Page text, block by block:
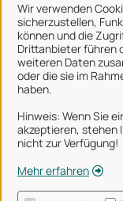
Wir verwenden
sicherzustellen,
können und die
Drittanbieter führen
weiteren Daten
oder die sie im
haben.
Hinweis: Wenn Sie
akzeptieren, stehen
nicht zur Verfügung!
Mehr erfahren
Stadt
Alle Rechte
Über uns
Impressum